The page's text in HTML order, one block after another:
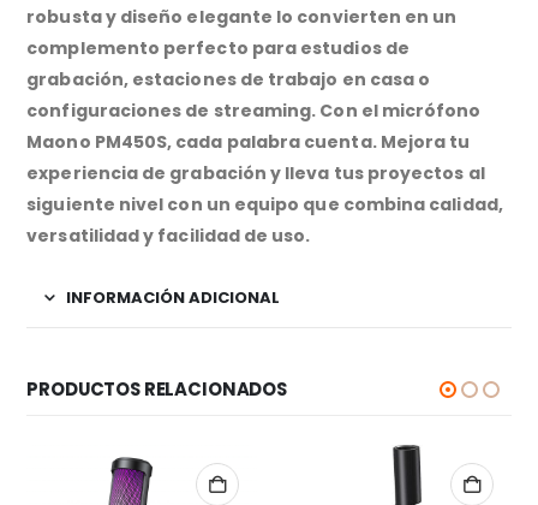
robusta y diseño elegante lo convierten en un
complemento perfecto para estudios de
grabación, estaciones de trabajo en casa o
configuraciones de streaming. Con el micrófono
Maono PM450S, cada palabra cuenta. Mejora tu
experiencia de grabación y lleva tus proyectos al
siguiente nivel con un equipo que combina calidad,
versatilidad y facilidad de uso.
INFORMACIÓN ADICIONAL
PRODUCTOS RELACIONADOS